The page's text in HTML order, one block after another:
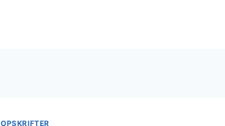
OPSKRIFTER